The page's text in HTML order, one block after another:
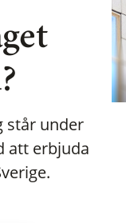
står under
att erbjuda